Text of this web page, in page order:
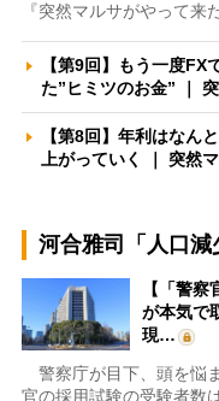
『突然マルサがやって
【第9回】もう一度
た”ヒミツのお金” ｜
【第8回】年利はな
上がっていく ｜ 突然
河合雅司「人口減
【「警
が本気で
現…
警察庁が目下、頭を悩
官の採用試験の受験者数